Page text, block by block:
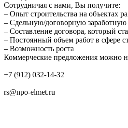
Сотрудничая с нами, Вы получите:
– Опыт строительства на объектах
– Сдельную/договорную заработную
– Составление договора, который
– Постоянный объем работ в сфере
– Возможность роста
Коммерческие предложения можно
+7 (912) 032-14-32
rs@npo-elmet.ru